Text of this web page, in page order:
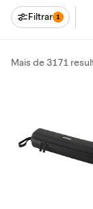
Filtrar 1
Mais de 3171